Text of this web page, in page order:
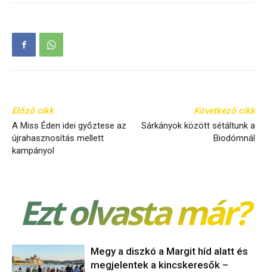
Előző cikk
A Miss Éden idei győztese az
újrahasznosítás mellett
kampányol
Következő cikk
Sárkányok között sétáltunk a
Biodómnál
Ezt olvasta már?
Megy a diszkó a Margit híd alatt és
megjelentek a kincskeresők –